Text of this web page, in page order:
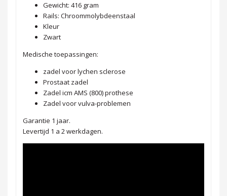
Gewicht: 416 gram
Rails: Chroommolybdeenstaal
Kleur
Zwart
Medische toepassingen:
zadel voor lychen sclerose
Prostaat zadel
Zadel icm AMS (800) prothese
Zadel voor vulva-problemen
Garantie 1 jaar.
Levertijd 1 a 2 werkdagen.